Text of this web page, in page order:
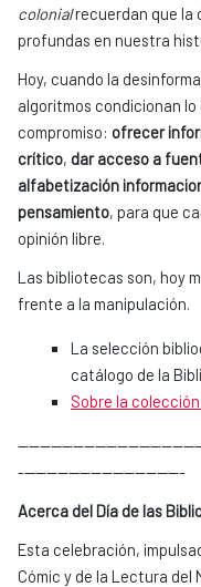
colonialrecuerdan que la
profundas en nuestra
Hoy, cuando la
algoritmos condicionan
compromiso: ofrecer
crítico, dar acceso a
alfabetización
pensamiento, para que
opinión libre.
Las bibliotecas son, hoy
frente a la manipulación.
La selección
catálogo de la
Sobre la colección
------------------------------
Acerca del Día de las
Esta celebración,
Cómic y de la Lectura del